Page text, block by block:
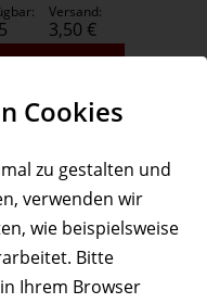
Cookies
zu gestalten und
verwenden wir
wie beispielsweise
Bitte
Ihrem Browser
5
Versand:
3,50 €